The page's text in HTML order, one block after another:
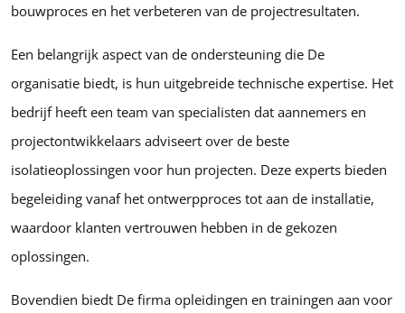
bouwproces en het verbeteren van de projectresultaten.
Een belangrijk aspect van de ondersteuning die De
organisatie biedt, is hun uitgebreide technische expertise. Het
bedrijf heeft een team van specialisten dat aannemers en
projectontwikkelaars adviseert over de beste
isolatieoplossingen voor hun projecten. Deze experts bieden
begeleiding vanaf het ontwerpproces tot aan de installatie,
waardoor klanten vertrouwen hebben in de gekozen
oplossingen.
Bovendien biedt De firma opleidingen en trainingen aan voor